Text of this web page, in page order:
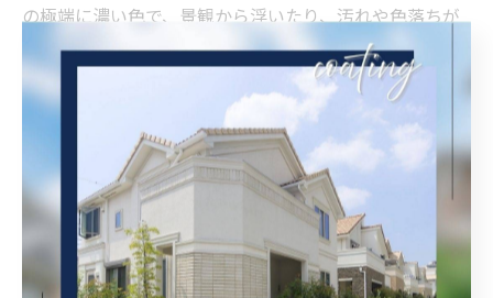
の極端に濃い色で、景観から浮いたり、汚れや色落ちが
目立ちやすい傾向があります。
適した色を選ぶことで、建物の印象がより良くなり、周
囲との一体感も生まれます。ふさわしくない色は、施工
後のトラブルや後悔につながることが多いため、外壁塗
装の色選びでは周囲の環境や将来的なメンテナンスも考
慮し、慎重に判断することが大切です。